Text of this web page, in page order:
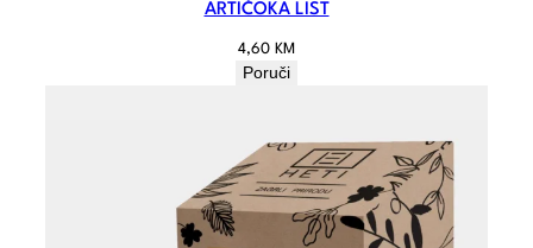
ARTIČOKA LIST
4,60 KM
Poruči